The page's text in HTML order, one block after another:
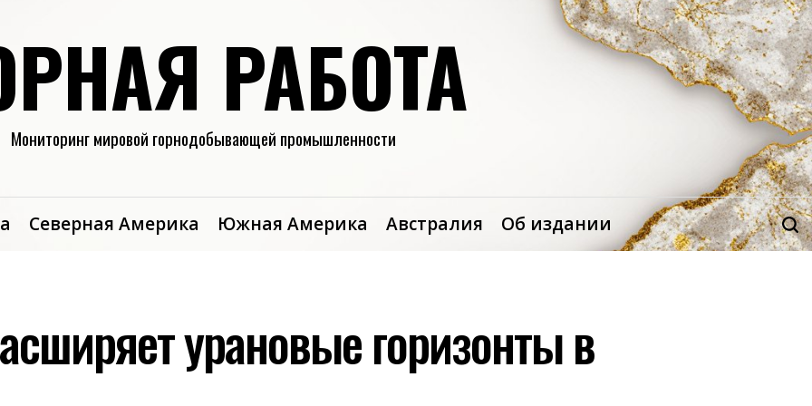
РАБОТА
Мониторинг мировой горнодобывающей промышленности
Северная Америка Южная Америка Австралия Об издании
урановые горизонты в